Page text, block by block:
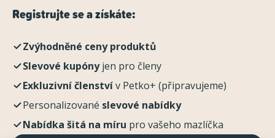
Registrujte se a získáte:
Zvýhodněné ceny produktů
Slevové kupónyjen pro členy
Exkluzivní členstvív Petko+ (připravujeme)
Personalizované slevové nabídky
Nabídka šitá na míru pro vašeho mazlíčka